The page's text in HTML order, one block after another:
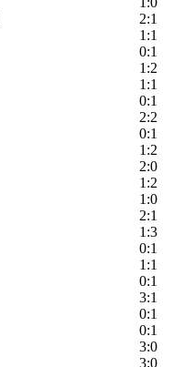
2:1
1:1
0:1
1:2
1:1
0:1
2:2
0:1
1:2
2:0
1:2
1:0
2:1
1:3
0:1
1:1
0:1
3:1
0:1
0:1
3:0
3:0